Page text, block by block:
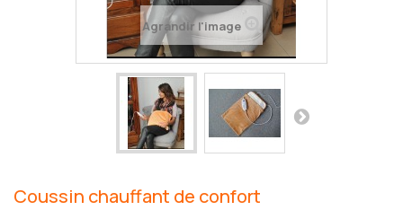
Agrandir l'image
Coussin chauffant de confort